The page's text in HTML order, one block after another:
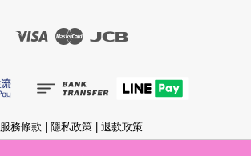
Visa Master
服務條款 隱私政策 退款政策